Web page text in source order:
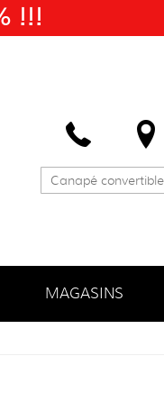
MAGASINS
!!!